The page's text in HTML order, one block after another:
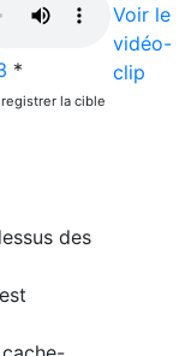
*
la cible
Voir le
vidéo-
clip
des